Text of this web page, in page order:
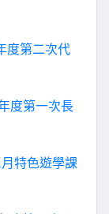
度第二次代
度第一次長
特色遊學課